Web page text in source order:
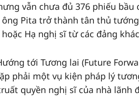
vẫn chưa đủ 376 phiếu
ông Pita trở thành tân thủ
Hạ nghị sĩ từ các đảng
tới Tương lai (Future
phải một vụ kiện pháp lý
quyền nghị sĩ của nhà lãnh